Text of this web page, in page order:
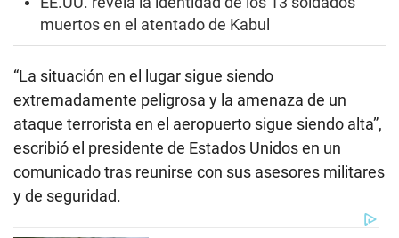
muertos en el atentado de Kabul
“La situación en el lugar sigue siendo
extremadamente peligrosa y la amenaza de un
ataque terrorista en el aeropuerto sigue siendo alta”,
escribió el presidente de Estados Unidos en un
comunicado tras reunirse con sus asesores militares
y de seguridad.